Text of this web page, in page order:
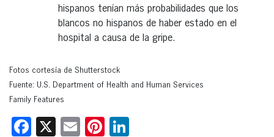
hispanos tenían más probabilidades que los
blancos no hispanos de haber estado en el
hospital a causa de la gripe.
Fotos cortesía de Shutterstock
Fuente: U.S. Department of Health and Human Services
Family Features
Facebook
X EmailPinterest